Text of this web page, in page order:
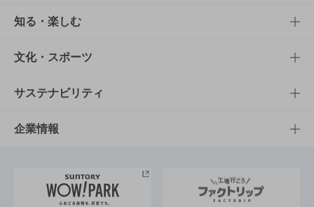
商品TOP
商品一覧
商品発売情報
栄養成分一覧
知る・楽しむ
知る・楽しむTOP
キャンペーン
工場見学
地域情報
文化・スポーツ
文化・スポーツTOP
サントリーホール
サントリーサンバーズ大阪
サステナビリティ
サステナビリティTOP
サントリーが考えるサステナビリティ経営
企業情報
企業概要